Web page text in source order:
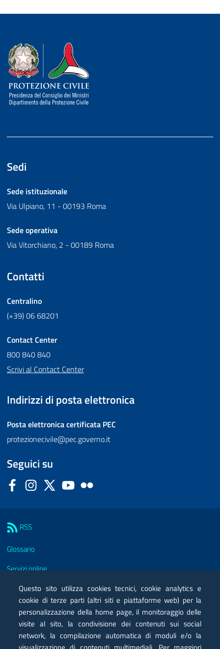
Dipartimento della Protezione Civile
Sedi
Sede istituzionale
Via Ulpiano, 11 - 00193 Roma
Sede operativa
Via Vitorchiano, 2 - 00189 Roma
Contatti
Centralino
(+39) 06 68201
Contact Center
800 840 840
Scrivi al Contact Center
Indirizzi di posta elettronica
Posta elettronica certificata PEC
protezionecivile@pec.governo.it
Seguici su
FacebookInstagram
Twitter YouTube
RSS
Glossario
Servizi online
Moduli
Posta elettronica certificata PEC
Privacy
Questo sito utilizza cookies tecnici, cookie analytics e
cookie di terze parti (altri siti e piattaforme web) per la
personalizzazione della home page, il monitoraggio delle
visite al sito, la condivisione dei contenuti sui social
network, la compilazione automatica di moduli e/o la